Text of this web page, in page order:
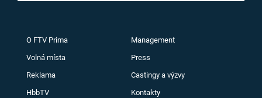
O FTV Prima Management
Volná místa Press
Reklama Castingy a výzvy
HbbTV Kontakty